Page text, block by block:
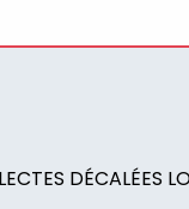
DÉCALÉES